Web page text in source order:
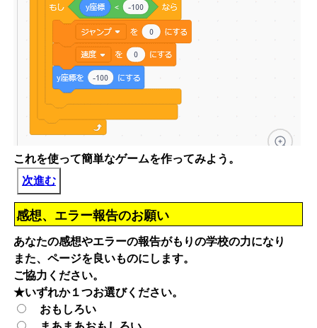
これを使って簡単なゲームを作ってみよう。
次進む
感想、エラー報告のお願い
あなたの感想やエラーの報告がもりの学校の力になり
また、ページを良いものにします。
ご協力ください。
★いずれか１つお選びください。
おもしろい